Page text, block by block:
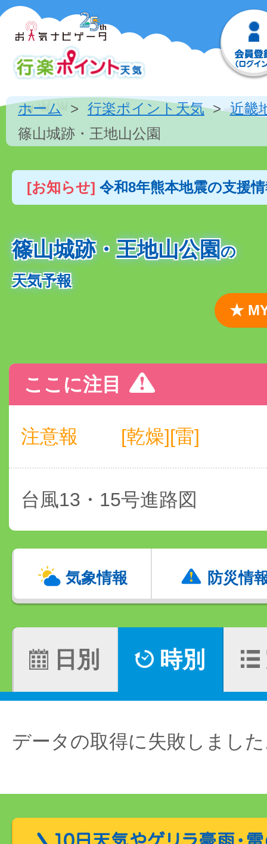
ホーム 行楽ポイント天気
近畿
篠山城跡・王地山公園
[お知らせ] 令和8年熊本地震の支援
篠山城跡・王地山公園の
天気予報
★
ここに注目
注意報 [乾燥][雷]
台風13・15号進路図
気象情報 防災情
日別 時別
データの取得に失敗しまし